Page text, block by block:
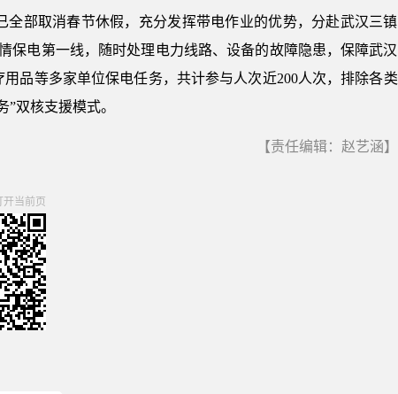
部取消春节休假，充分发挥带电作业的优势，分赴武汉三镇
保电第一线，随时处理电力线路、设备的故障隐患，保障武汉
品等多家单位保电任务，共计参与人次近200人次，排除各类
双核支援模式。
【责任编辑：赵艺涵】
开当前页